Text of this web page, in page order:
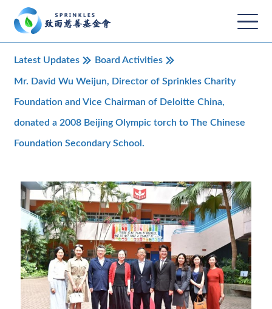
Latest Updates Board Activities
Mr. David Wu Weijun, Director of Sprinkles Charity
Foundation and Vice Chairman of Deloitte China,
donated a 2008 Beijing Olympic torch to The Chinese
Foundation Secondary School.